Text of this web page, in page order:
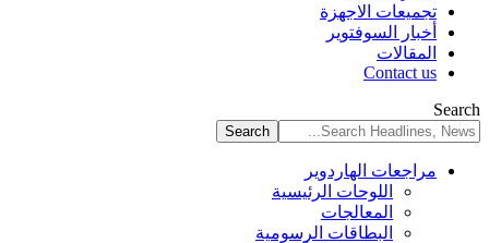
تجميعات الاجهزة
أخبار السوفتوير
المقالات
Contact us
Search
مراجعات الهاردوير
اللوحات الرئيسية
المعالجات
البطاقات الرسومية